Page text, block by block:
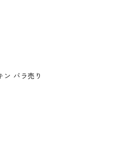
ン バラ売り